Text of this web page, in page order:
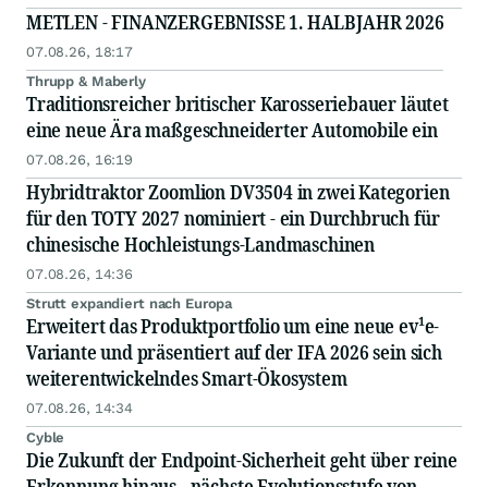
METLEN - FINANZERGEBNISSE 1. HALBJAHR 2026
07.08.26, 18:17
Thrupp & Maberly
Traditionsreicher britischer Karosseriebauer läutet
eine neue Ära maßgeschneiderter Automobile ein
07.08.26, 16:19
Hybridtraktor Zoomlion DV3504 in zwei Kategorien
für den TOTY 2027 nominiert - ein Durchbruch für
chinesische Hochleistungs-Landmaschinen
07.08.26, 14:36
Strutt expandiert nach Europa
Erweitert das Produktportfolio um eine neue ev¹e-
Variante und präsentiert auf der IFA 2026 sein sich
weiterentwickelndes Smart-Ökosystem
07.08.26, 14:34
Cyble
Die Zukunft der Endpoint-Sicherheit geht über reine